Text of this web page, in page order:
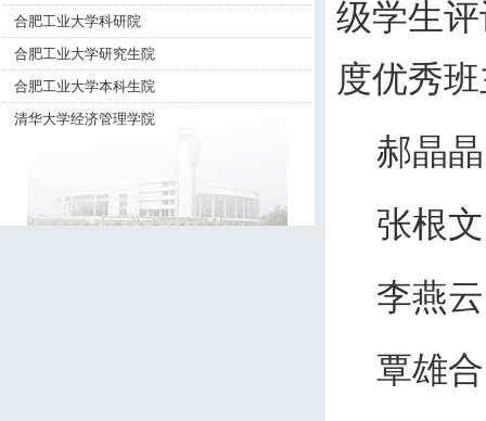
合肥工业大学科研院
合肥工业大学研究生院
合肥工业大学本科生院
清华大学经济管理学院
级学生
度优秀
郝晶
张根
李燕云
覃雄合